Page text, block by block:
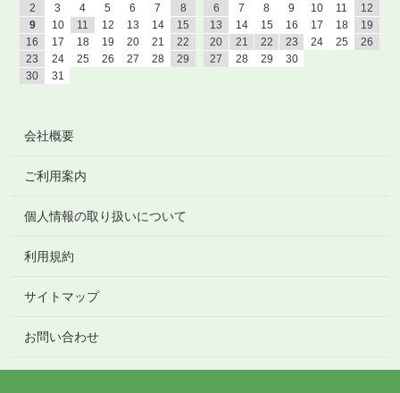
2
3 4 5 6 7
8
9
10 11 12 13 14
15
16
17 18 19 20 21
22
23
24 25 26 27 28
29
30
31
6
7 8 9 10 11
12
13
14 15 16 17 18
19
20
21 22 23 24 25
26
27
28 29 30
会社概要
ご利用案内
個人情報の取り扱いについて
利用規約
サイトマップ
お問い合わせ